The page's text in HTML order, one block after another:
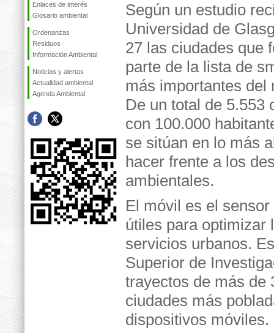
Enlaces de interés
Glosario ambiental
Ordenanzas
Residuos
Información Ambiental
Noticias y alertas
Actualidad ambiental
Agenda Ambiental
Según un estudio
Universidad de
27 las ciudades que
parte de la lista de
más importantes del
De un total de 5.553
con 100.000
se sitúan en lo más
hacer frente a los
ambientales.
El móvil es el
útiles para optimizar
servicios urbanos.
Superior de
trayectos de más de
ciudades más
dispositivos móviles.